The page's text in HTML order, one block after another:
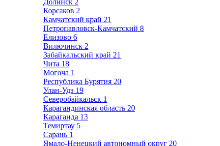
Долинск 2
Корсаков 2
Камчатский край 21
Петропавловск-Камчатский 8
Елизово 6
Вилючинск 2
Забайкальский край 21
Чита 18
Могоча 1
Республика Бурятия 20
Улан-Удэ 19
Северобайкальск 1
Карагандинская область 20
Караганда 13
Темиртау 5
Сарань 1
Ямало-Ненецкий автономный округ 20